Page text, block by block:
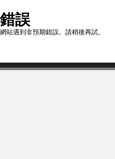
錯誤
網站遇到非預期錯誤。請稍後再試。